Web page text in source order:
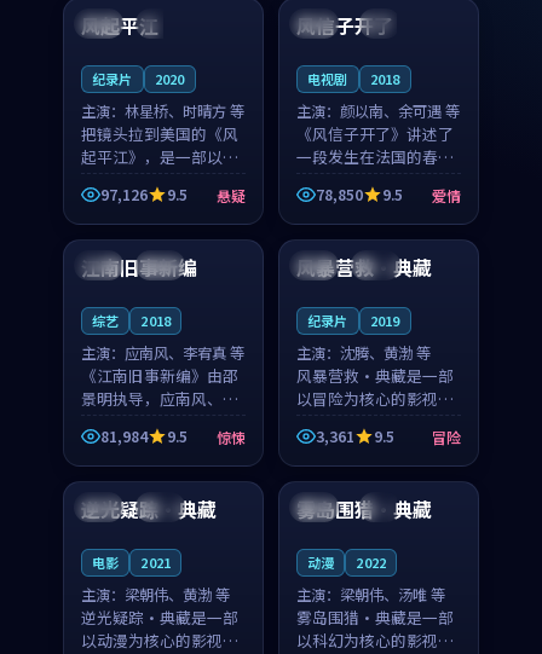
美国 完结
风起平江
纪录片 2020
主演： 林星桥、时晴方 等
把镜头拉到美国的《风
起平江》，是一部以时
光记忆为底色的悬疑作
品。林星桥和时晴方贡
献了2020年颇受关注的
合作演出，影片在情感
层次与现实质感之间
97,126 9.5 悬疑
法国 4K
风信子开了
电视剧 2018
主演： 颜以南、余可遇 等
《风信子开了》讲述了
一段发生在法国的春日
漫步故事。颜以南饰演
的主角与余可遇的角色
因一场意外卷入更深的
纠葛，爱情元素贯穿始
终，节奏稳健而富有张
78,850 9.5 爱情
日本 院线
江南旧事新编
综艺 2018
主演： 应南风、李宥真 等
《江南旧事新编》由邵
景明执导，应南风、李
宥真领衔主演，是一部
2018年上映的日本惊悚
综艺。影片以邻里温情
遇到告别都浸着真实
81,984 9.5 惊悚
中国 高分
风暴营救·典藏
纪录片 2019
主演： 沈腾、黄渤 等
风暴营救·典藏是一部
以冒险为核心的影视作
品，围绕危机、反转与
人物成长展开，整体节
奏紧凑，值得推荐观
看。
3,361 9.5 冒险
法国 高分
逆光疑踪·典藏
电影 2021
主演： 梁朝伟、黄渤 等
逆光疑踪·典藏是一部
以动漫为核心的影视作
英国 4K
雾岛围猎·典藏
动漫 2022
主演： 梁朝伟、汤唯 等
雾岛围猎·典藏是一部
以科幻为核心的影视作